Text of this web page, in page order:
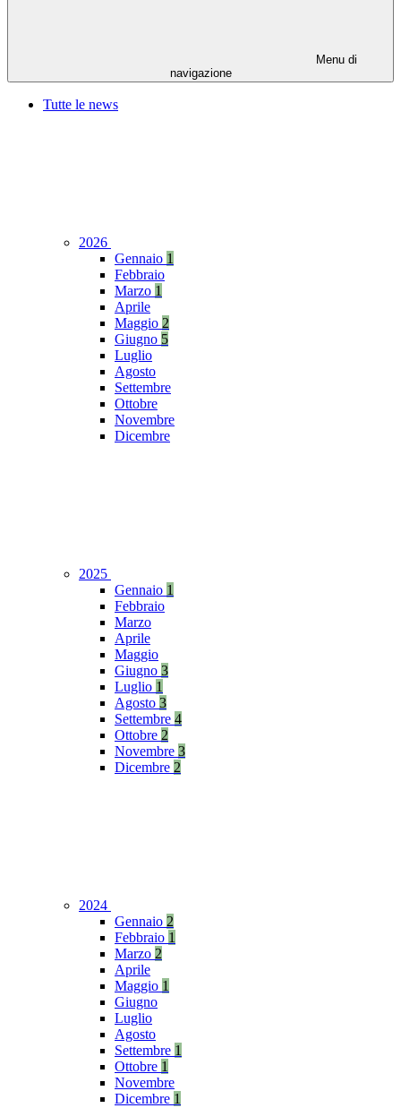
Menu di
navigazione
Tutte le news
2026
Gennaio 1
Febbraio
Marzo 1
Aprile
Maggio 2
Giugno 5
Luglio
Agosto
Settembre
Ottobre
Novembre
Dicembre
2025
Gennaio 1
Febbraio
Marzo
Aprile
Maggio
Giugno 3
Luglio 1
Agosto 3
Settembre 4
Ottobre 2
Novembre 3
Dicembre 2
2024
Gennaio 2
Febbraio 1
Marzo 2
Aprile
Maggio 1
Giugno
Luglio
Agosto
Settembre 1
Ottobre 1
Novembre
Dicembre 1